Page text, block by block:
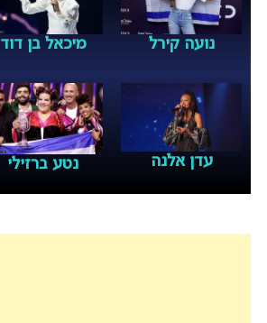
נועה קירל מיכאל בן דוד
עדן אלנה נטע ברזילי